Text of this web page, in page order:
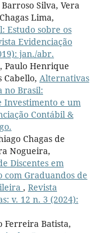
Silva, Vera
Lima,
Estudo sobre os
Evidenciação
jan./abr.
Paulo Henrique
Cabello, Alternativas
no Brasil:
Investimento e um
Contábil &
Chagas de
Nogueira,
Discentes em
com Graduandos de
, Revista
v. 12 n. 3 (2024):
Ferreira Batista,